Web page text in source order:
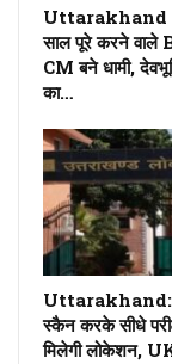
Uttarakhand
साल पूरे करने वाले
CM बने धामी,
का…
Uttarakhand:
स्कैन करके सीधे
मिलेगी लोकेशन,